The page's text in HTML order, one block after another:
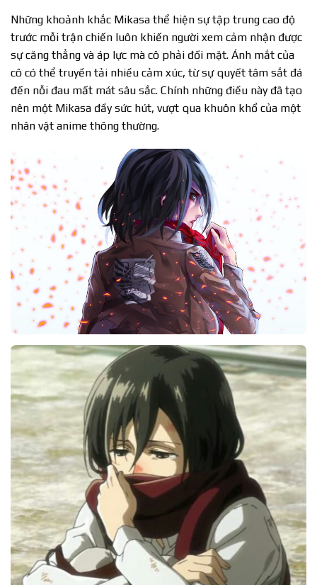
Những khoảnh khắc Mikasa thể hiện sự tập trung cao độ
trước mỗi trận chiến luôn khiến người xem cảm nhận được
sự căng thẳng và áp lực mà cô phải đối mặt. Ánh mắt của
cô có thể truyền tải nhiều cảm xúc, từ sự quyết tâm sắt đá
đến nỗi đau mất mát sâu sắc. Chính những điều này đã tạo
nên một Mikasa đầy sức hút, vượt qua khuôn khổ của một
nhân vật anime thông thường.